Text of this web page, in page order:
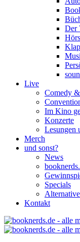
Der
Live
Comedy
Im Kino
Konzerte
Lesungen
Merch
und sonst?
News
Specials
Kontakt